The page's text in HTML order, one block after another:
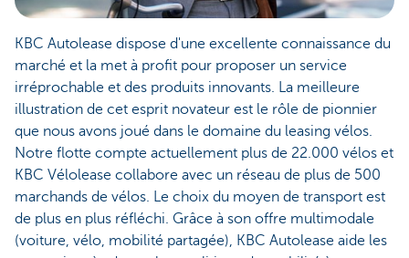
KBC Autolease dispose d'une excellente connaissance du
marché et la met à profit pour proposer un service
irréprochable et des produits innovants. La meilleure
illustration de cet esprit novateur est le rôle de pionnier
que nous avons joué dans le domaine du leasing vélos.
Notre flotte compte actuellement plus de 22.000 vélos et
KBC Vélolease collabore avec un réseau de plus de 500
marchands de vélos. Le choix du moyen de transport est
de plus en plus réfléchi. Grâce à son offre multimodale
(voiture, vélo, mobilité partagée), KBC Autolease aide les